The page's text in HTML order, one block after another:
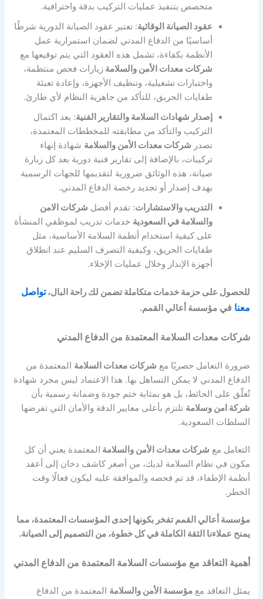
متخصص بتنفيذ عمليات التركيب بدقة واحترافية.
عقود الصيانة الوقائية: تعتبر عقود الصيانة الدورية شرطًا
أساسيًا من الدفاع المدني لضمان استمرارية عمل
الأنظمة بكفاءة، تشمل هذه العقود التي يتم توقيعها مع
شركات معدات الأمن والسلامةزيارات فحص منتظمة،
واختبارات تشغيلية، وتنظيف الأجهزة، وإعادة تعبئة
طفايات الحريق، للتأكد من جاهزية النظام لأي طارئ.
إصدار شهادات السلامة والتقارير الفنية: بعد اكتمال
التركيب والتأكد من مطابقته للمخططات المعتمدة،
تصدر شركات معدات الأمن والسلامة شهادة إنهاء
تركيبات، بالإضافة إلى تقارير فنية دورية بعد كل زيارة
صيانة، هذه الوثائق ضرورية لتقديمها للجهات الرسمية
بهدف إصدار أو تجديد رخصة الدفاع المدني.
التدريب والاستشارات: تقدم أفضل شركات الامن
والسلامة في السعودية خدمات تدريب لموظفي المنشأة
على كيفية استخدام أنظمة السلامة الأساسية، مثل
طفايات الحريق، وكيفية التصرف السليم عند انطلاق
أجهزة الإنذار وخلال عمليات الإخلاء.
للحصول على حزمة خدمات متكاملة تضمن لك راحة البال،تواصل
معنا فيمؤسسة أعالي القمم.
شركات معدات السلامة المعتمدة من الدفاع المدني
ضرورة التعامل حصريًا مع شركات معدات السلامة المعتمدة من
الدفاع المدني لا يمكن التساهل بها. هذا الاعتماد ليس مجرد شهادة
تُعلّق على الحائط، بل هو بمثابة ختم جودة وضمانة رسمية بأن
شركة امن وسلامة تلتزم بأعلى معايير الدقة والأمان التي تفرضها
السلطات السعودية.
التعامل مع شركات معدات الأمن والسلامة المعتمدة يعني أن كل
مكون في نظام السلامة لديك، من أصغر كاشف دخان إلى أعقد
أنظمة الإطفاء، قد تم فحصه والموافقة عليه ليكون فعالًا وقت
الخطر.
مؤسسة أعالي القمم تفخر بكونها إحدى المؤسسات المعتمدة، مما
يمنح عملاءنا الثقة الكاملة في كل خطوة، من التصميم إلى الصيانة.
أهمية التعاقد مع مؤسسات السلامة المعتمدة من الدفاع المدني
يمثل التعاقد معمؤسسة الأمن والسلامة المعتمدة من الدفاع